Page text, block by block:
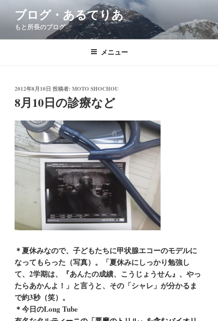
ン
ブログ・あるてりあ
もと所長のブログ
メニュー
投
日:
2012年8月10日 投稿者: MOTO SHOCHOU
8月10日の診療など
＊夏休みなので、子どもたちに甲状腺エコーのモデルに
なってもらった（写真）。「夏休みにしっかり勉強し
て、2学期は、『あんたの成績、こうじょうせん』、やっ
たらあかんよ！」と言うと、その「シャレ」が分かるま
で約3秒（笑）。
＊今日のLong Tube